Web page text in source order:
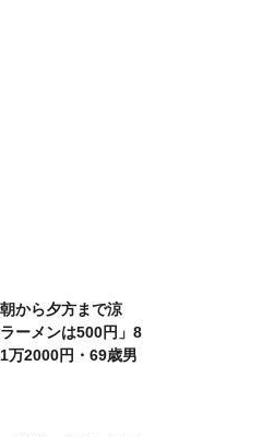
朝から夕方まで涼
ーメンは500円」8
万2000円・69歳男